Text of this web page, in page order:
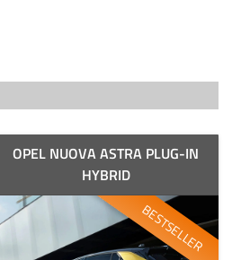
OPEL NUOVA ASTRA PLUG-IN
HYBRID
BESTSELLER